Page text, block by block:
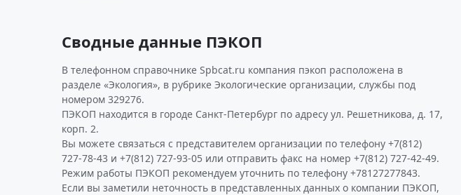
Сводные данные ПЭКОП
В телефонном справочнике Spbcat.ru компания пэкоп расположена в
разделе «Экология», в рубрике Экологические организации, службы под
номером 329276.
ПЭКОП находится в городе Санкт-Петербург по адресу ул. Решетникова, д. 17,
корп. 2.
Вы можете связаться с представителем организации по телефону +7(812)
727-78-43 и +7(812) 727-93-05 или отправить факс на номер +7(812) 727-42-49.
Режим работы ПЭКОП рекомендуем уточнить по телефону +78127277843.
Если вы заметили неточность в представленных данных о компании ПЭКОП,